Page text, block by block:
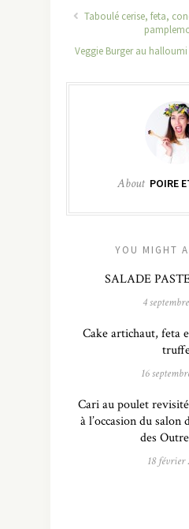
Taboulé cerise, feta,
Veggie Burger au
About POIRE
YOU MIGHT
SALADE
4
Cake artichaut, feta
16
Cari au poulet
à l’occasion du salon
des
18 février